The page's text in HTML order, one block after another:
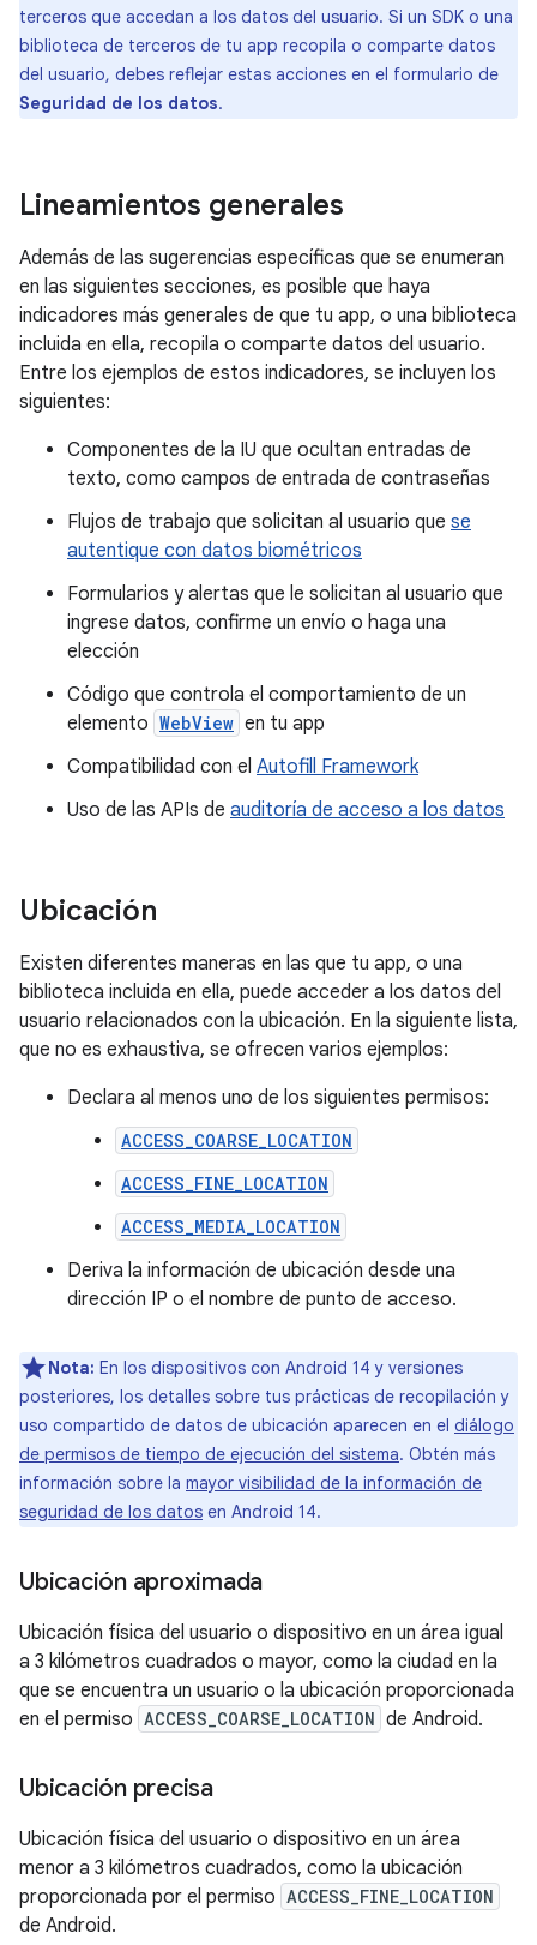
terceros que accedan a los datos del usuario. Si un SDK o una
biblioteca de terceros de tu app recopila o comparte datos
del usuario, debes reflejar estas acciones en el formulario de
Seguridad de los datos.
Lineamientos generales
Además de las sugerencias específicas que se enumeran
en las siguientes secciones, es posible que haya
indicadores más generales de que tu app, o una biblioteca
incluida en ella, recopila o comparte datos del usuario.
Entre los ejemplos de estos indicadores, se incluyen los
siguientes:
Componentes de la IU que ocultan entradas de
texto, como campos de entrada de contraseñas
Flujos de trabajo que solicitan al usuario que se
autentique con datos biométricos
Formularios y alertas que le solicitan al usuario que
ingrese datos, confirme un envío o haga una
elección
Código que controla el comportamiento de un
elemento WebView en tu app
Compatibilidad con el Autofill Framework
Uso de las APIs de auditoría de acceso a los datos
Ubicación
Existen diferentes maneras en las que tu app, o una
biblioteca incluida en ella, puede acceder a los datos del
usuario relacionados con la ubicación. En la siguiente lista,
que no es exhaustiva, se ofrecen varios ejemplos:
Declara al menos uno de los siguientes permisos:
ACCESS_COARSE_LOCATION
ACCESS_FINE_LOCATION
ACCESS_MEDIA_LOCATION
Deriva la información de ubicación desde una
dirección IP o el nombre de punto de acceso.
Nota: En los dispositivos con Android 14 y versiones
posteriores, los detalles sobre tus prácticas de recopilación y
uso compartido de datos de ubicación aparecen en el diálogo
de permisos de tiempo de ejecución del sistema. Obtén más
información sobre la mayor visibilidad de la información de
seguridad de los datos en Android 14.
Ubicación aproximada
Ubicación física del usuario o dispositivo en un área igual
a 3 kilómetros cuadrados o mayor, como la ciudad en la
que se encuentra un usuario o la ubicación proporcionada
en el permiso ACCESS_COARSE_LOCATION de Android.
Ubicación precisa
Ubicación física del usuario o dispositivo en un área
menor a 3 kilómetros cuadrados, como la ubicación
proporcionada por el permiso ACCESS_FINE_LOCATION
de Android.